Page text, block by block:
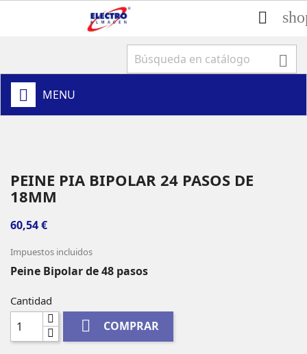


MENU
PEINE PIA BIPOLAR 24 PASOS DE
18MM
60,54 €
Impuestos incluidos
Peine Bipolar de 48 pasos
Cantidad
 COMPRAR